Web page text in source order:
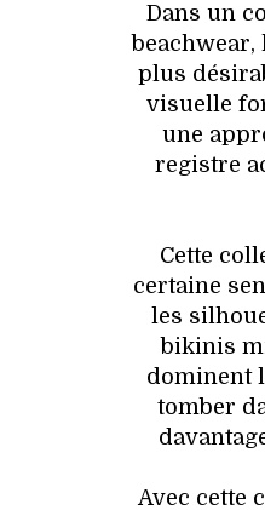
Dans un
plus
visuelle
une
registre
Cette
certaine
les
bikinis
dominent
tomber
Avec cette